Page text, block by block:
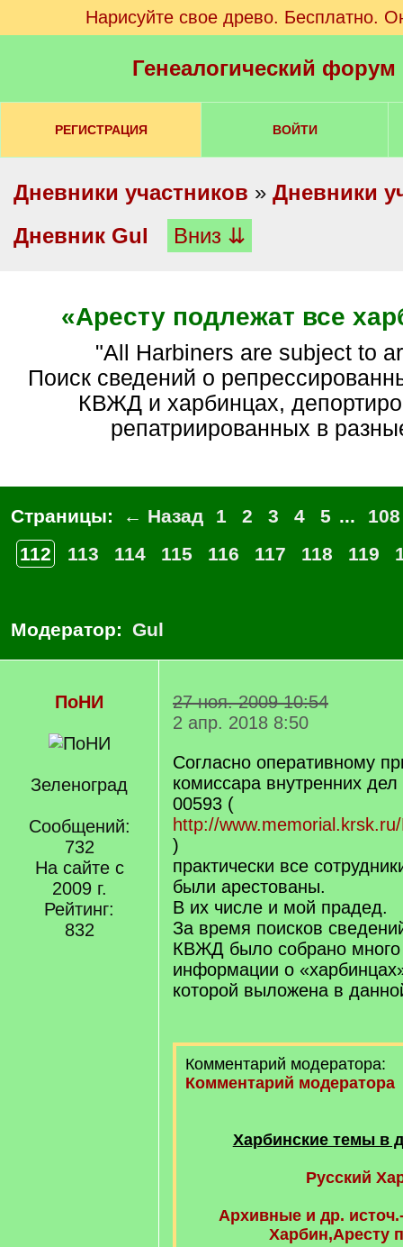
Нарисуйте свое древо. Бесплатно.
Генеалогический
РЕГИСТРАЦИЯ ВОЙТИ
Дневники участников » Дневники
Дневник Gul
Вниз ⇊
«Аресту подлежат все
"All Harbiners are subject to
Поиск сведений о
КВЖД и харбинцах,
репатриированных в
Страницы: ← Назад 1 2 3 4 5 ...
108
112
113 114 115 116 117 118 119
Модератор: Gul
ПоНИ
Зеленоград
Сообщений:
732
На сайте с
2009 г.
Рейтинг:
832
27 ноя. 2009 10:54
2 апр. 2018 8:50
Согласно оперативному
комиссара внутренних
00593 (
http://
)
практически все
были арестованы.
В их числе и мой прадед.
За время поисков
КВЖД было собрано много
информации о
которой выложена в
Комментарий модератора:
Комментарий модератора
Харбинские темы в
Русский
Архивные и др.
Харбин,Аресту